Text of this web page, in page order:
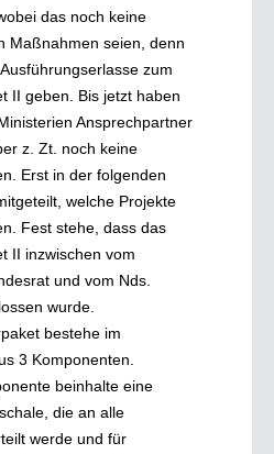
das noch keine
Maßnahmen seien, denn
zum
II geben. Bis jetzt haben
Ansprechpartner
z. Zt. noch keine
Erst in der folgenden
welche Projekte
Fest stehe, dass das
II inzwischen vom
und vom Nds.
wurde.
bestehe im
3 Komponenten.
beinhalte eine
die an alle
werde und für